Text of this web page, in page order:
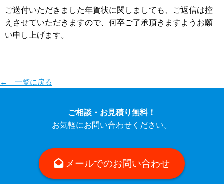
ご送付いただきました年賀状に関しましても、ご返信は控
えさせていただきますので、何卒ご了承頂きますようお願
い申し上げます。
← 一覧に戻る
ご相談・お見積り無料！
お気軽にお問い合わせください。
メールでのお問い合わせ